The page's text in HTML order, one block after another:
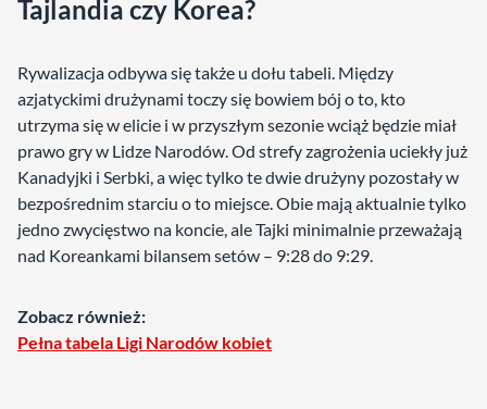
Tajlandia czy Korea?
Rywalizacja odbywa się także u dołu tabeli. Między
azjatyckimi drużynami toczy się bowiem bój o to, kto
utrzyma się w elicie i w przyszłym sezonie wciąż będzie miał
prawo gry w Lidze Narodów. Od strefy zagrożenia uciekły już
Kanadyjki i Serbki, a więc tylko te dwie drużyny pozostały w
bezpośrednim starciu o to miejsce. Obie mają aktualnie tylko
jedno zwycięstwo na koncie, ale Tajki minimalnie przeważają
nad Koreankami bilansem setów – 9:28 do 9:29.
Zobacz również:
Pełna tabela Ligi Narodów kobiet